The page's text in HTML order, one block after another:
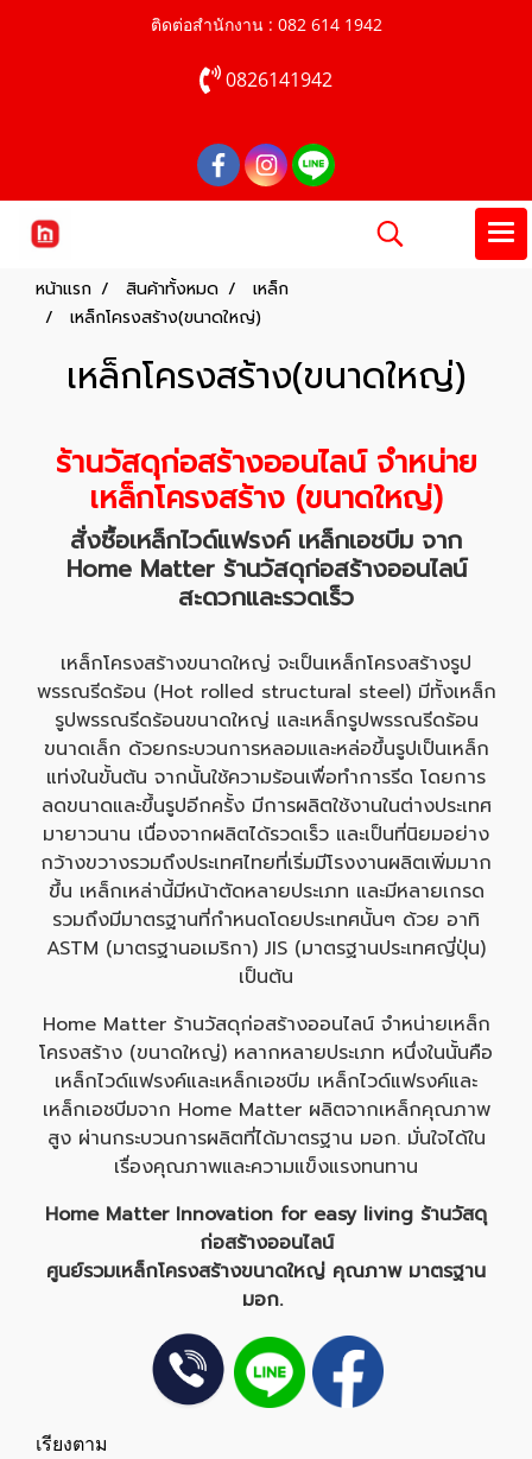
ติดต่อสำนักงาน : 082 614 1942
0826141942
หน้าแรก สินค้าทั้งหมด
เหล็ก
เหล็กโครงสร้าง(ขนาดใหญ่)
เหล็กโครงสร้าง(ขนาดใหญ่)
ร้านวัสดุก่อสร้างออนไลน์ จำหน่าย
เหล็กโครงสร้าง (ขนาดใหญ่)
สั่งซื้อเหล็กไวด์แฟรงค์ เหล็กเอชบีม จาก
Home Matter ร้านวัสดุก่อสร้างออนไลน์
สะดวกและรวดเร็ว
เหล็กโครงสร้างขนาดใหญ่ จะเป็นเหล็กโครงสร้างรูป
พรรณรีดร้อน (Hot rolled structural steel) มีทั้งเหล็ก
รูปพรรณรีดร้อนขนาดใหญ่ และเหล็กรูปพรรณรีดร้อน
ขนาดเล็ก ด้วยกระบวนการหลอมและหล่อขึ้นรูปเป็นเหล็ก
แท่งในขั้นต้น จากนั้นใช้ความร้อนเพื่อทำการรีด โดยการ
ลดขนาดและขึ้นรูปอีกครั้ง มีการผลิตใช้งานในต่างประเทศ
มายาวนาน เนื่องจากผลิตได้รวดเร็ว และเป็นที่นิยมอย่าง
กว้างขวางรวมถึงประเทศไทยที่เริ่มมีโรงงานผลิตเพิ่มมาก
ขึ้น เหล็กเหล่านี้มีหน้าตัดหลายประเภท และมีหลายเกรด
รวมถึงมีมาตรฐานที่กำหนดโดยประเทศนั้นๆ ด้วย อาทิ
ASTM (มาตรฐานอเมริกา) JIS (มาตรฐานประเทศญี่ปุ่น)
เป็นต้น
Home Matter ร้านวัสดุก่อสร้างออนไลน์ จำหน่ายเหล็ก
โครงสร้าง (ขนาดใหญ่) หลากหลายประเภท หนึ่งในนั้นคือ
เหล็กไวด์แฟรงค์และเหล็กเอชบีม เหล็กไวด์แฟรงค์และ
เหล็กเอชบีมจาก Home Matter ผลิตจากเหล็กคุณภาพ
สูง ผ่านกระบวนการผลิตที่ได้มาตรฐาน มอก. มั่นใจได้ใน
เรื่องคุณภาพและความแข็งแรงทนทาน
Home Matter Innovation for easy living ร้านวัสดุ
ก่อสร้างออนไลน์
ศูนย์รวมเหล็กโครงสร้างขนาดใหญ่ คุณภาพ มาตรฐาน
มอก.
เรียงตาม